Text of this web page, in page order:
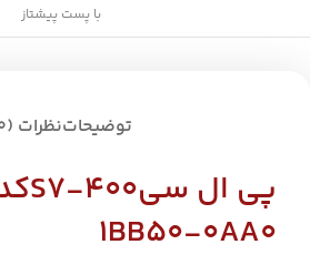
با پست پیشتاز
توضیحاتنظرات (0)
پی ال سیS7-400
1BB50-0AA0